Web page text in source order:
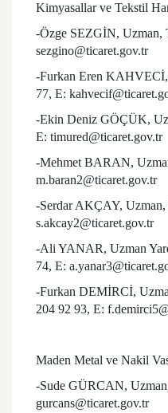
Kimyasallar ve Tekstil
-Özge SEZGİN, Uzman,
sezgino@ticaret.gov.tr
-Furkan Eren
77, E:
-Ekin Deniz GÖÇÜK,
E: timured@ticaret.gov.tr
-Mehmet BARAN,
m.baran2@ticaret.gov.tr
-Serdar AKÇAY,
s.akcay2@ticaret.gov.tr
-Ali YANAR, Uzman
74, E:
-Furkan DEMİRCİ,
204 92 93, E:
Maden Metal ve Nakil
-Sude GÜRCAN,
gurcans@ticaret.gov.tr